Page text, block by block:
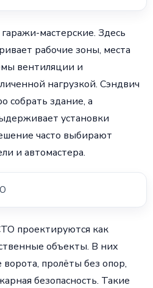
мастерские. Здесь
рабочие зоны, места
вентиляции и
нагрузкой. Сэндвич
собрать здание, а
установки
часто выбирают
и автомастера.
проектируются как
объекты. В них
пролёты без опор,
безопасность. Такие